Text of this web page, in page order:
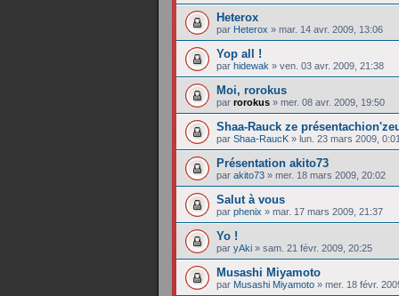
Heterox
par Heterox » mar. 14 avr. 2009, 13:06
Yop all !
par hidewak » ven. 03 avr. 2009, 21:38
Moi, rorokus
par rorokus » mer. 08 avr. 2009, 19:50
Shaa-Rauck ze
par Shaa-RaucK » lun. 23 mars 2009, 0:01
Présentation akito73
par akito73 » mer. 18 mars 2009, 20:02
Salut à vous
par phenix » mar. 17 mars 2009, 21:37
Yo !
par yAki » sam. 21 févr. 2009, 20:25
Musashi Miyamoto
par Musashi Miyamoto » mer. 18 févr.